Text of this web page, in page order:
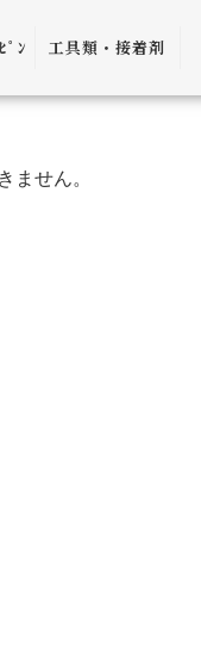
ﾟﾝ 工具類・接着剤
ピンセット
ません。